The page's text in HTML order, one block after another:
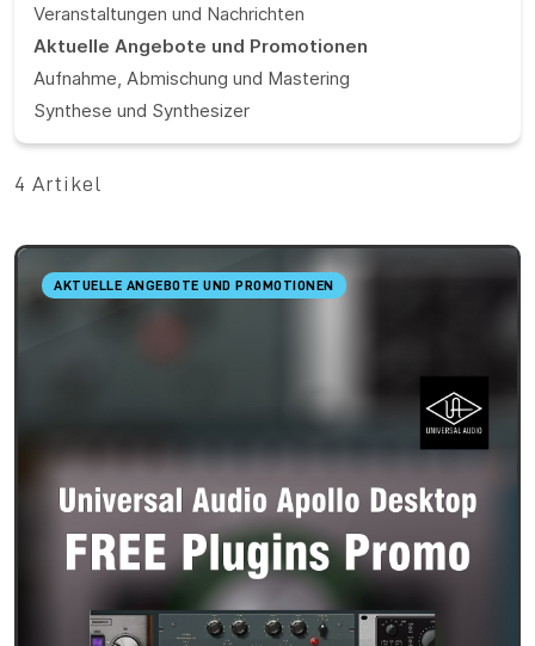
Veranstaltungen und Nachrichten
Aktuelle Angebote und Promotionen
Aufnahme, Abmischung und Mastering
Synthese und Synthesizer
4 Artikel
AKTUELLE ANGEBOTE UND PROMOTIONEN